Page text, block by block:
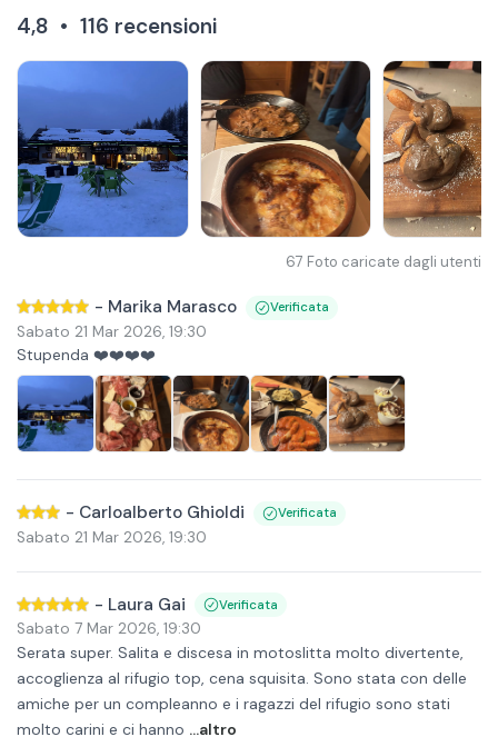
4,8 • 116 recensioni
67 Foto caricate dagli utenti
- Marika Marasco Verificata
Sabato 21 Mar 2026, 19:30
Stupenda ❤️❤️❤️❤️
- Carloalberto Ghioldi Verificata
Sabato 21 Mar 2026, 19:30
- Laura Gai Verificata
Sabato 7 Mar 2026, 19:30
Serata super. Salita e discesa in motoslitta molto divertente,
accoglienza al rifugio top, cena squisita. Sono stata con delle
amiche per un compleanno e i ragazzi del rifugio sono stati
molto carini e ci hanno ...altro